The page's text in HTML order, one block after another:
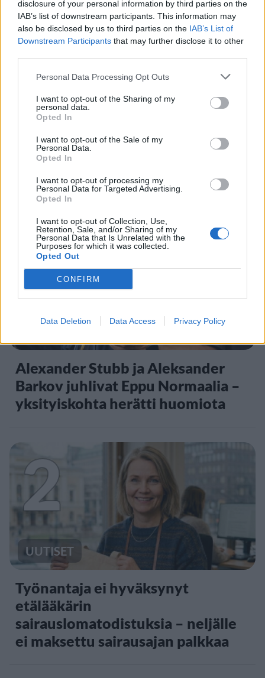
disclosure of your personal information by third parties on the
IAB’s list of downstream participants. This information may
also be disclosed by us to third parties on the IAB’s List of
Downstream Participants that may further disclose it to other
Personal Data Processing Opt Outs
I want to opt-out of the Sharing of my
personal data.
Opted In
I want to opt-out of the Sale of my
Personal Data.
Opted In
I want to opt-out of processing my
Personal Data for Targeted Advertising.
Opted In
I want to opt-out of Collection, Use,
Retention, Sale, and/or Sharing of my
Personal Data that Is Unrelated with the
Purposes for which it was collected.
Opted Out
CONFIRM
Data Deletion Data Access Privacy Policy
Staran luetuimmat
1
Alexander Stubb ja Aleksander
Barkov juhlivat Eppu Normaalia –
yksityiskohta herätti huomiota
2
UUTISET
Työnantaja ei hyväksynyt
etälääkärin
sairauslomatodistuksia – neljälle
ei maksettu sairausajan palkkaa